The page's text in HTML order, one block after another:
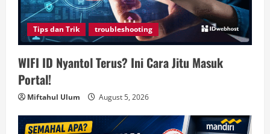
Tips dan Trik troubleshooting
WIFI ID Nyantol Terus? Ini Cara Jitu Masuk
Portal!
Miftahul Ulum August 5, 2026